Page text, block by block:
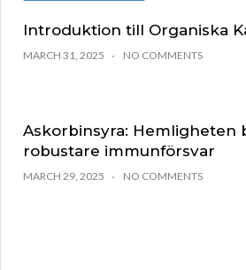
Introduktion till Organiska
MARCH 31, 2025 NO COMMENTS
Askorbinsyra: Hemligheten
robustare immunförsvar
MARCH 29, 2025 NO COMMENTS